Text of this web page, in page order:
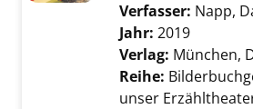
Verfasser: Napp,
Jahr: 2019
Verlag: München,
Reihe:
unser